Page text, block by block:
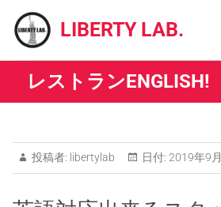
content
LIBERTY LAB.
レストランENGLISH!
投稿者: libertylab 日付: 2019年9